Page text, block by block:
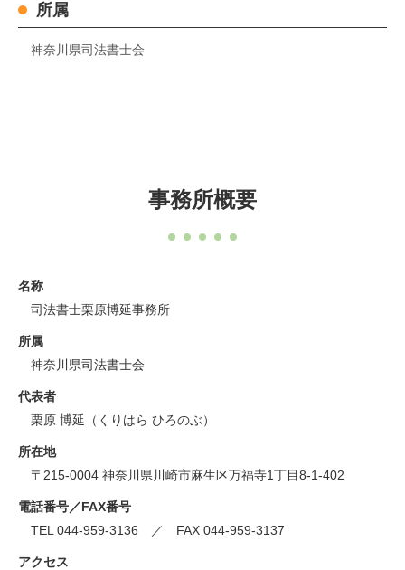
所属
神奈川県司法書士会
事務所概要
名称
司法書士栗原博延事務所
所属
神奈川県司法書士会
代表者
栗原 博延（くりはら ひろのぶ）
所在地
〒215-0004 神奈川県川崎市麻生区万福寺1丁目8-1-402
電話番号／FAX番号
TEL 044-959-3136 ／ FAX 044-959-3137
アクセス